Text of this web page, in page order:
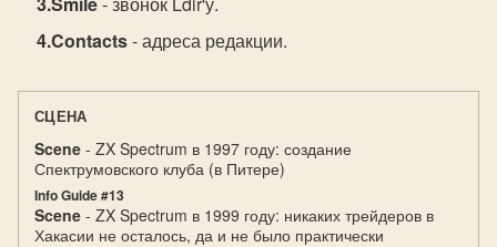
Contacts- адреса редакции.
СЦЕНА
Scene - ZX Spectrum в 1997 году: создание
Спектрумовского клуба (в Питере)
Info Guide #13
Scene - ZX Spectrum в 1999 году: никаких трейдеров в
Хакасии не осталось, да и не было практически